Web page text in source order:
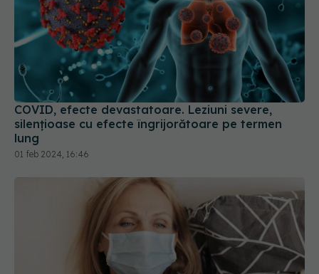
COVID, efecte devastatoare. Leziuni severe,
silențioase cu efecte îngrijorătoare pe termen
lung
01 feb 2024, 16:46